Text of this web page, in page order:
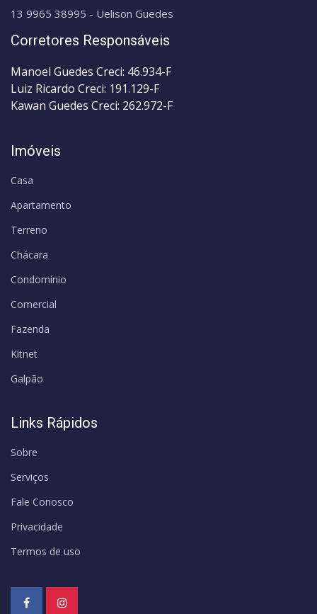
13 9965 38995 - Uelison Guedes
Corretores Responsáveis
Manoel Guedes Creci: 46.934-F
Luiz Ricardo Creci: 191.129-F
Kawan Guedes Creci: 262.972-F
Imóveis
Casa
Apartamento
Terreno
Chácara
Condomínio
Comercial
Fazenda
Kitnet
Galpão
Links Rápidos
Sobre
Serviços
Fale Conosco
Privacidade
Termos de uso